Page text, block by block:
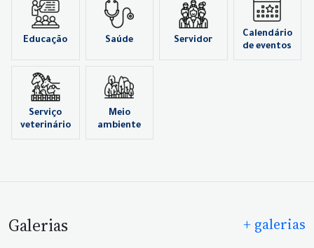
Educação Saúde Servidor
Calendário
de eventos
Serviço
veterinário
Meio
ambiente
Galerias + galerias